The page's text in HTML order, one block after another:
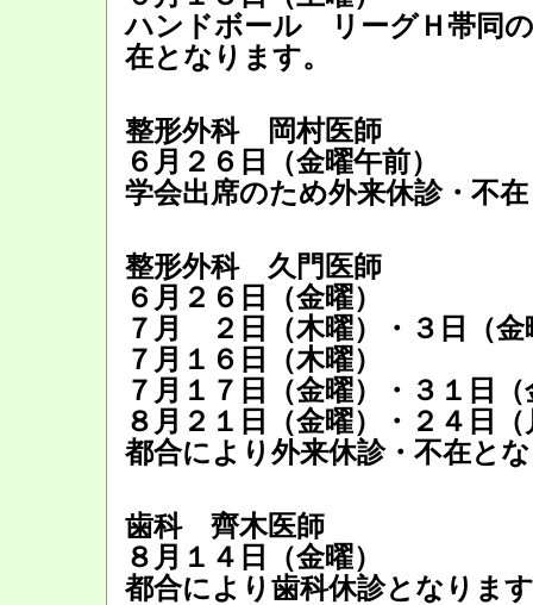
ハンドボール リーグＨ帯同
在となります。
整形外科 岡村医師
６月２６日（金曜午前）
学会出席のため外来休診・不
整形外科 久門医師
６月２６日（金曜）
７月 ２日（木曜）・３日（金
７月１６日（木曜）
７月１７日（金曜）・３１日
８月２１日（金曜）・２４日（
都合により外来休診・不在と
歯科 齊木医師
８月１４日（金曜）
都合により歯科休診となります